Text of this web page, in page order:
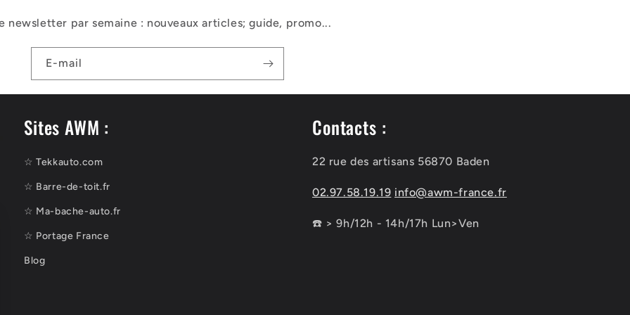
newsletter par semaine : nouveaux articles; guide, promo...
E-mail
Sites AWM :
☆ Tekkauto.com
☆ Barre-de-toit.fr
☆ Ma-bache-auto.fr
☆ Portage France
Blog
Contacts :
22 rue des artisans 56870 Baden
02.97.58.19.19 info@awm-france.fr
☎️ > 9h/12h - 14h/17h Lun>Ven